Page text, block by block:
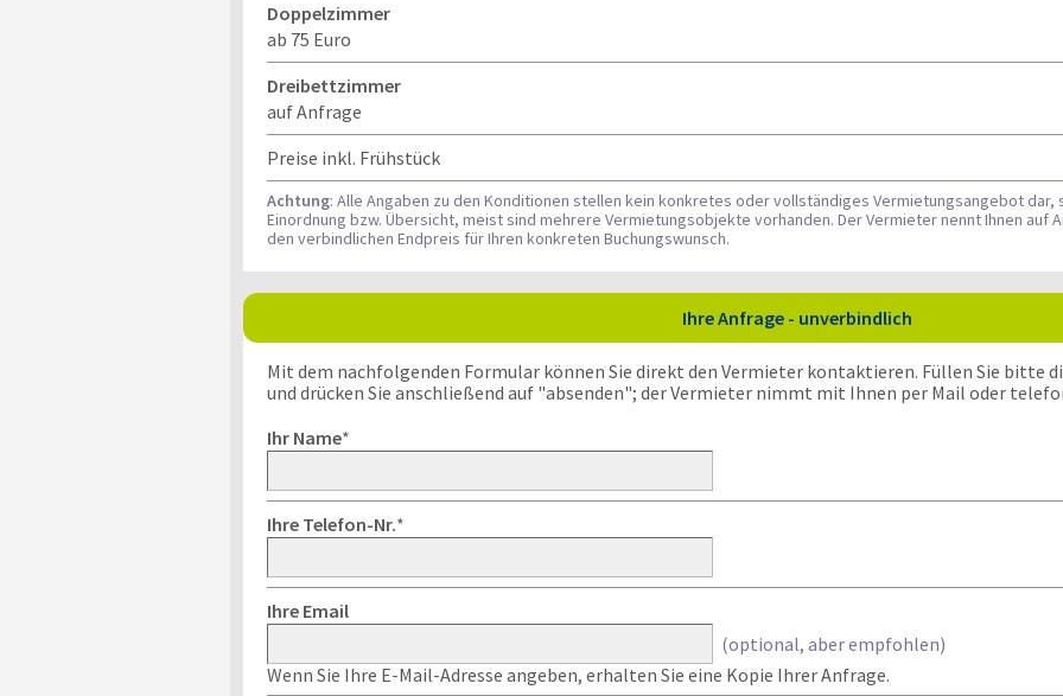
Doppelzimmer
ab 75 Euro
Dreibettzimmer
auf Anfrage
Preise inkl. Frühstück
Achtung: Alle Angaben zu den Konditionen stellen kein konkretes oder vollständiges Vermietungsangebot
Einordnung bzw. Übersicht, meist sind mehrere Vermietungsobjekte vorhanden. Der Vermieter nennt Ihnen auf
den verbindlichen Endpreis für Ihren konkreten Buchungswunsch.
Ihre Anfrage - unverbindlich
Mit dem nachfolgenden Formular können Sie direkt den Vermieter kontaktieren. Füllen Sie bitte
und drücken Sie anschließend auf "absenden"; der Vermieter nimmt mit Ihnen per Mail oder
Ihr Name*
Ihre Telefon-Nr.*
Ihre Email
(optional, aber empfohlen)
Wenn Sie Ihre E-Mail-Adresse angeben, erhalten Sie eine Kopie Ihrer Anfrage.